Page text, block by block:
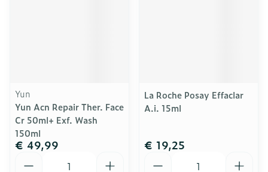
Yun
Yun Acn Repair Ther. Face
Cr 50ml+ Exf. Wash
150ml
€ 49,99
La Roche Posay Effaclar
A.i. 15ml
€ 19,25